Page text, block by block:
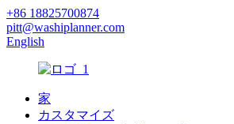
+86 18825700874
pitt@washiplanner.com
English
家
カスタマイズ